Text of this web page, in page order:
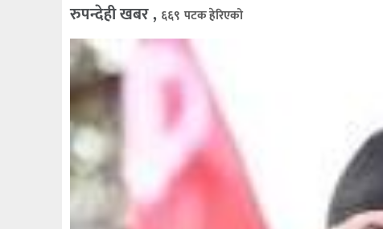
रुपन्देही खबर , ६६९ पटक हेरिएको